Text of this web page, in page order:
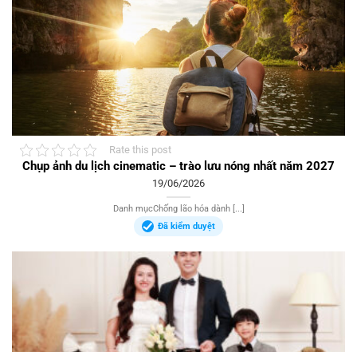
Rate this post
Chụp ảnh du lịch cinematic – trào lưu nóng nhất năm 2027
19/06/2026
Danh mụcChống lão hóa dành [...]
Đã kiểm duyệt